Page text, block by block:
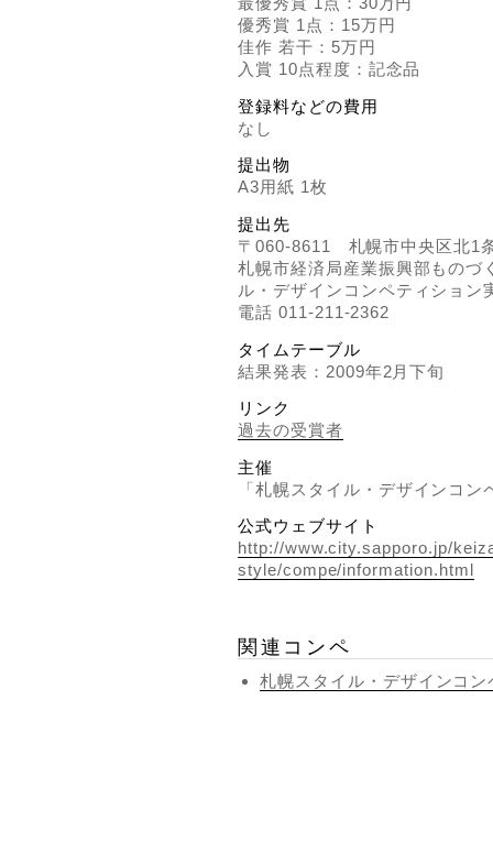
優秀賞 1点：15万円
佳作 若干：5万円
入賞 10点程度：記念品
登録料などの費用
なし
提出物
A3用紙 1枚
提出先
〒060-8611 札幌市中央区北1
札幌市経済局産業振興部もの
ル・デザインコンペティション
電話 011-211-2362
タイムテーブル
結果発表：2009年2月下旬
リンク
過去の受賞者
主催
「札幌スタイル・デザインコ
公式ウェブサイト
http://www.city.sapporo.jp/
style/compe/information.html
関連コンペ
札幌スタイル・デザインコ